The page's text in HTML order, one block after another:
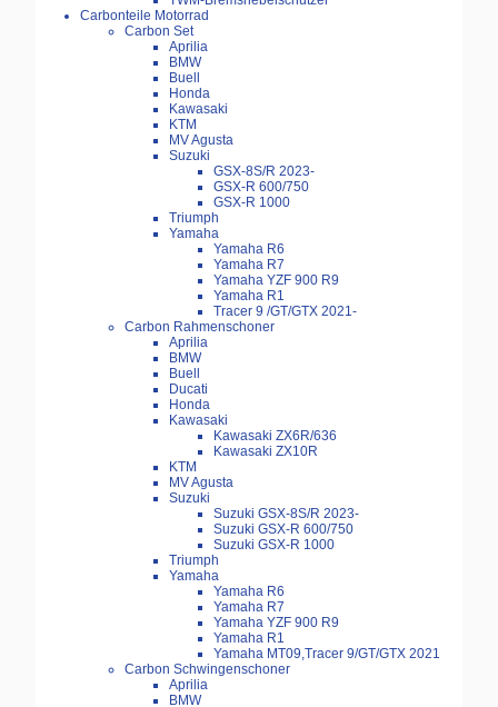
Carbonteile Motorrad
Carbon Set
Aprilia
BMW
Buell
Honda
Kawasaki
KTM
MV Agusta
Suzuki
GSX-8S/R 2023-
GSX-R 600/750
GSX-R 1000
Triumph
Yamaha
Yamaha R6
Yamaha R7
Yamaha YZF 900 R9
Yamaha R1
Tracer 9 /GT/GTX 2021-
Carbon Rahmenschoner
Aprilia
BMW
Buell
Ducati
Honda
Kawasaki
Kawasaki ZX6R/636
Kawasaki ZX10R
KTM
MV Agusta
Suzuki
Suzuki GSX-8S/R 2023-
Suzuki GSX-R 600/750
Suzuki GSX-R 1000
Triumph
Yamaha
Yamaha R6
Yamaha R7
Yamaha YZF 900 R9
Yamaha R1
Yamaha MT09,Tracer 9/GT/GTX 2021
Carbon Schwingenschoner
Aprilia
BMW